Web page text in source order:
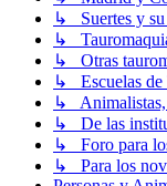
↳ Suertes y su
↳
↳ Otras
↳ Escuelas de
↳ Animalistas,
↳ De las
↳ Foro para
↳ Para los